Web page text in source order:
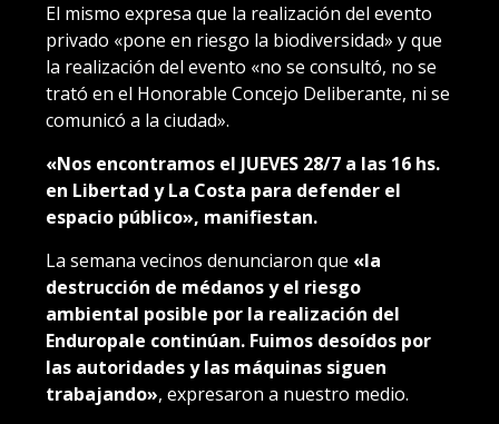
El mismo expresa que la realización del evento
privado «pone en riesgo la biodiversidad» y que
la realización del evento «no se consultó, no se
trató en el Honorable Concejo Deliberante, ni se
comunicó a la ciudad».
«Nos encontramos el JUEVES 28/7 a las 16 hs.
en Libertad y La Costa para defender el
espacio público», manifiestan.
La semana vecinos denunciaron que «la
destrucción de médanos y el riesgo
ambiental posible por la realización del
Enduropale continúan. Fuimos desoídos por
las autoridades y las máquinas siguen
trabajando», expresaron a nuestro medio.